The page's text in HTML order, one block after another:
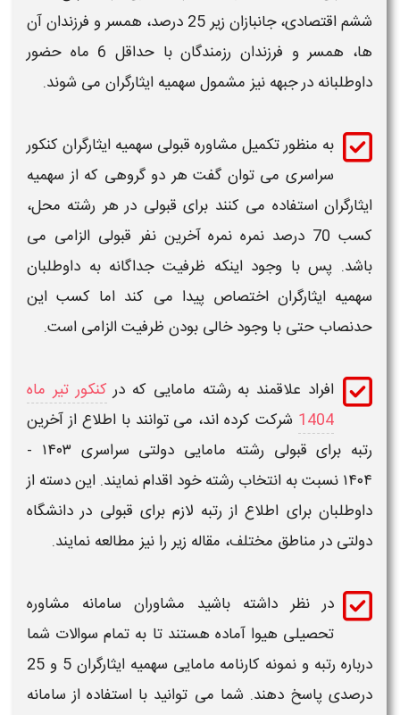
اقتصادی، جانبازان زیر25 درصد، همسر و فرزندان آن
ها، همسر و فرزندان رزمندگان با حداقل 6 ماه حضور
در جبهه نیز مشمولسهمیه ایثارگرانمی شوند.
به منظور تکمیل مشاوره قبولیسهمیه ایثارگرانکنکور
سراسری می توان گفت هر دو گروهی که ازسهمیه
استفاده می کنند برای قبولی در هر رشته محل،
کسب 70 درصد نمره نمره آخرین نفر قبولی الزامی می
پس با وجود اینکه ظرفیت جداگانه به داوطلبان
ایثارگراناختصاص پیدا می کند اما کسب این
حتی با وجود خالی بودن ظرفیت الزامی است.
افراد علاقمند به رشته ماماییکه در کنکور تیر ماه
شرکت کرده اند، می توانند با اطلاع از آخرین
برای قبولی رشته ماماییدولتی سراسری
۱۴۰۳ -
نسبت به انتخاب رشته خود اقدام نمایند. این دسته از
برای اطلاع ازرتبهلازم برای قبولی در دانشگاه
در مناطق مختلف، مقاله زیر را نیز مطالعه نمایند.
در نظر داشته باشید مشاوران سامانه مشاوره
تحصیلی هیوا آماده هستند تا به تمام سوالات شما
رتبهو نمونه کارنامه مامایی سهمیه ایثارگران 5 و 25
پاسخ دهند. شما می توانید با استفاده از سامانه